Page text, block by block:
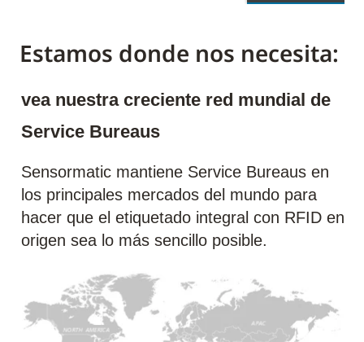
Estamos donde nos necesita:
vea nuestra creciente red mundial de
Service Bureaus
Sensormatic mantiene Service Bureaus en
los principales mercados del mundo para
hacer que el etiquetado integral con RFID en
origen sea lo más sencillo posible.